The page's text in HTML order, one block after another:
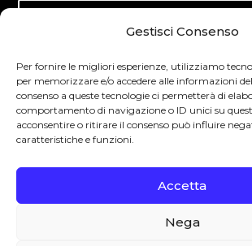
Gestisci Consenso
Per fornire le migliori esperienze, utilizziamo
per memorizzare e/o accedere alle informazioni
consenso a queste tecnologie ci permetterà di
comportamento di navigazione o ID unici su
acconsentire o ritirare il consenso può influire
caratteristiche e funzioni.
Accetta
Nega
Iscriviti alla newsletter
Degustibus invita al consumo
La vendita di bevande alcoliche
Paese di residenza. L’abuso
pericoloso per la salute.